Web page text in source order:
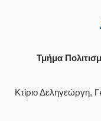
Τμήμα
Κτίριο Δεληγεώργη,